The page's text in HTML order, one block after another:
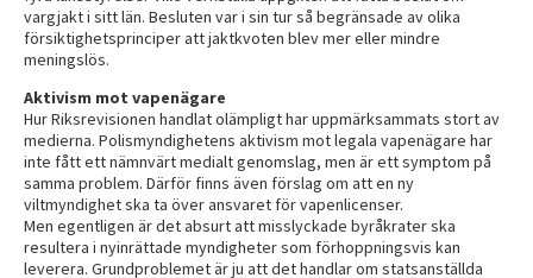
vargjakt i sitt län. Besluten var i sin tur så begränsade av olika
försiktighetsprinciper att jaktkvoten blev mer eller mindre
meningslös.
Aktivism mot vapenägare
Hur Riksrevisionen handlat olämpligt har uppmärksammats stort av
medierna. Polismyndighetens aktivism mot legala vapen­ägare har
inte fått ett nämnvärt medialt genomslag, men är ett symptom på
samma problem. Därför finns även förslag om att en ny
viltmyndighet ska ta över ansvaret för vapenlicenser.
Men egentligen är det absurt att misslyckade byråkrater ska
resultera i nyinrättade myndigheter som förhoppningsvis kan
leverera. Grundproblemet är ju att det handlar om statsanställda